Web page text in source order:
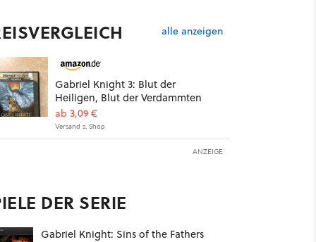
alle anzeigen
Gabriel Knight 3: Blut der
Heiligen, Blut der Verdammten
ab 3,09 €
Versand s. Shop
ANZEIGE
DER SERIE
Gabriel Knight: Sins of the Fathers